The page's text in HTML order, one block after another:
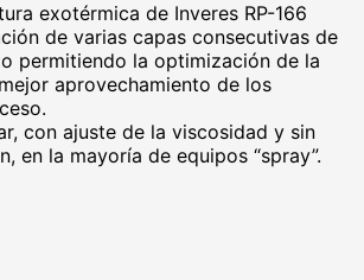
exotérmica de Inveres RP-166
de varias capas consecutivas de
permitiendo la optimización de la
aprovechamiento de los
con ajuste de la viscosidad y sin
en la mayoría de equipos “spray”.